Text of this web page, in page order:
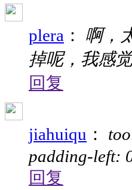
plera ：
啊，
掉呢，我感
回复
jiahuiqu ：
padding-left:
回复